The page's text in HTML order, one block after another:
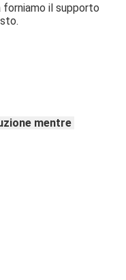
forniamo il supporto
mentre